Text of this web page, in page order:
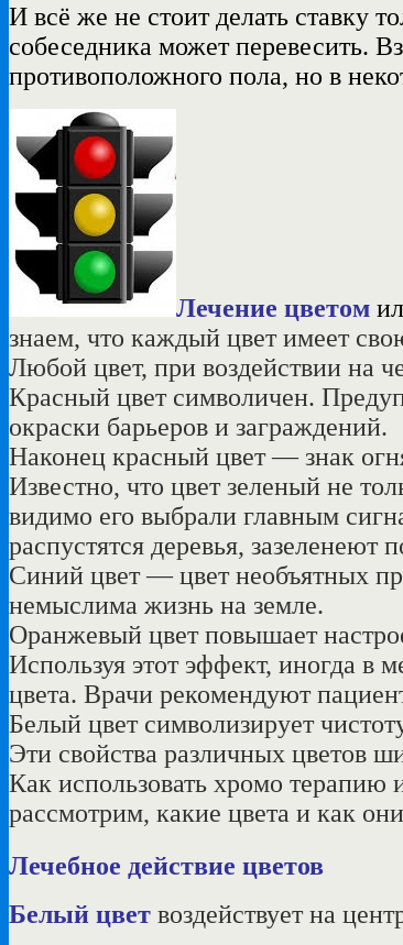
И всё же не стоит делать ставку
собеседника может перевесить.
противоположного пола, но в
Лечение цветом
знаем, что каждый цвет имеет
Любой цвет, при воздействии на
Красный цвет символичен.
окраски барьеров и заграждений.
Наконец красный цвет — знак
Известно, что цвет зеленый не
видимо его выбрали главным
распустятся деревья, зазеленеют
Синий цвет — цвет необъятных
немыслима жизнь на земле.
Оранжевый цвет повышает
Используя этот эффект, иногда
цвета. Врачи рекомендуют
Белый цвет символизирует
Эти свойства различных цветов
Как использовать хромо
рассмотрим, какие цвета и как
Лечебное действие цветов
Белый цвет воздействует на